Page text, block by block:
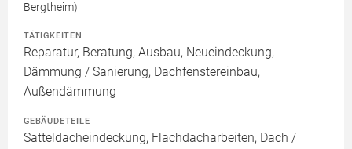
Bergtheim)
TÄTIGKEITEN
Reparatur, Beratung, Ausbau, Neueindeckung,
Dämmung / Sanierung, Dachfenstereinbau,
Außendämmung
GEBÄUDETEILE
Satteldacheindeckung, Flachdacharbeiten, Dach /